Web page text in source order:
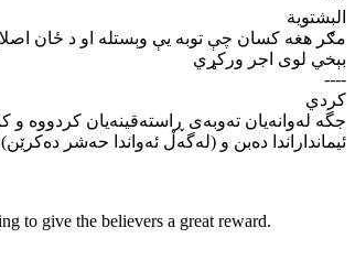
البشتوية
مګر هغه كسان چې توبه يې وېستله او د ځان
بېخي لوى اجر وركړي
----
كردي
جگه له‌وانه‌یان ته‌وبه‌ی ڕاسته‌قینه‌یان کردووه و
ئیمانداراندا ده‌بن و (له‌گه‌ڵ ئه‌واندا حه‌شر
to give the believers a great reward.